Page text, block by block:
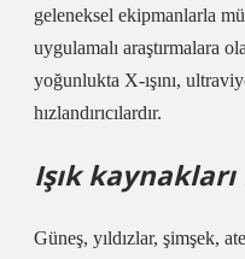
geleneksel ekipmanlarla
uygulamalı araştırmalara
yoğunlukta X-ışını,
hızlandırıcılardır.
Işık kaynakları
Güneş, yıldızlar, şimşek,